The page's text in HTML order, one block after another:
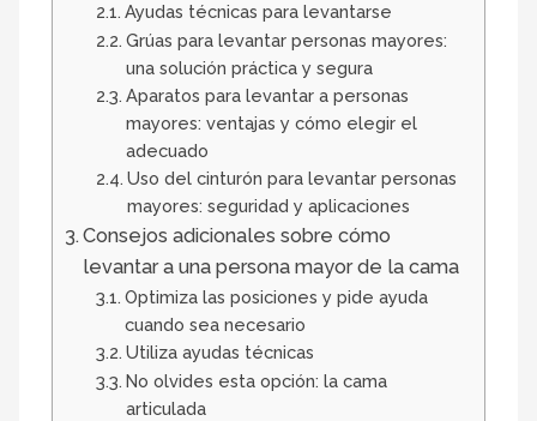
Ayudas técnicas para levantarse
Grúas para levantar personas mayores:
una solución práctica y segura
Aparatos para levantar a personas
mayores: ventajas y cómo elegir el
adecuado
Uso del cinturón para levantar personas
mayores: seguridad y aplicaciones
Consejos adicionales sobre cómo
levantar a una persona mayor de la cama
Optimiza las posiciones y pide ayuda
cuando sea necesario
Utiliza ayudas técnicas
No olvides esta opción: la cama
articulada